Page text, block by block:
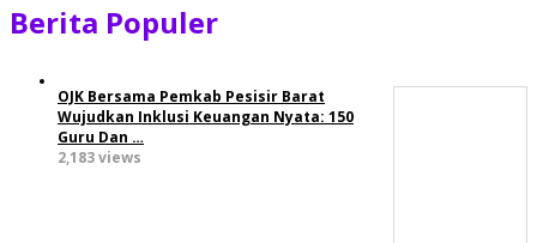
Berita Populer
OJK Bersama Pemkab Pesisir Barat
Wujudkan Inklusi Keuangan Nyata: 150
Guru Dan …
2,183 views